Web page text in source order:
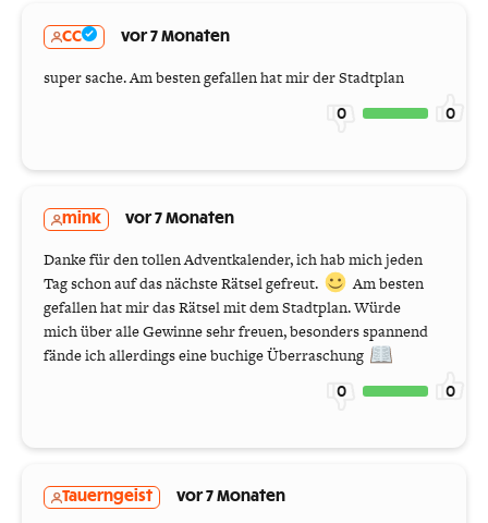
CC vor 7 Monaten
super sache. Am besten gefallen hat mir der Stadtplan
0 0
mink vor 7 Monaten
Danke für den tollen Adventkalender, ich hab mich jeden
Tag schon auf das nächste Rätsel gefreut.
Am besten
gefallen hat mir das Rätsel mit dem Stadtplan. Würde
mich über alle Gewinne sehr freuen, besonders spannend
fände ich allerdings eine buchige Überraschung
0 0
Tauerngeist vor 7 Monaten